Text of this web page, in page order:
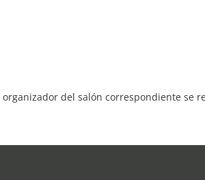
del salón correspondiente se